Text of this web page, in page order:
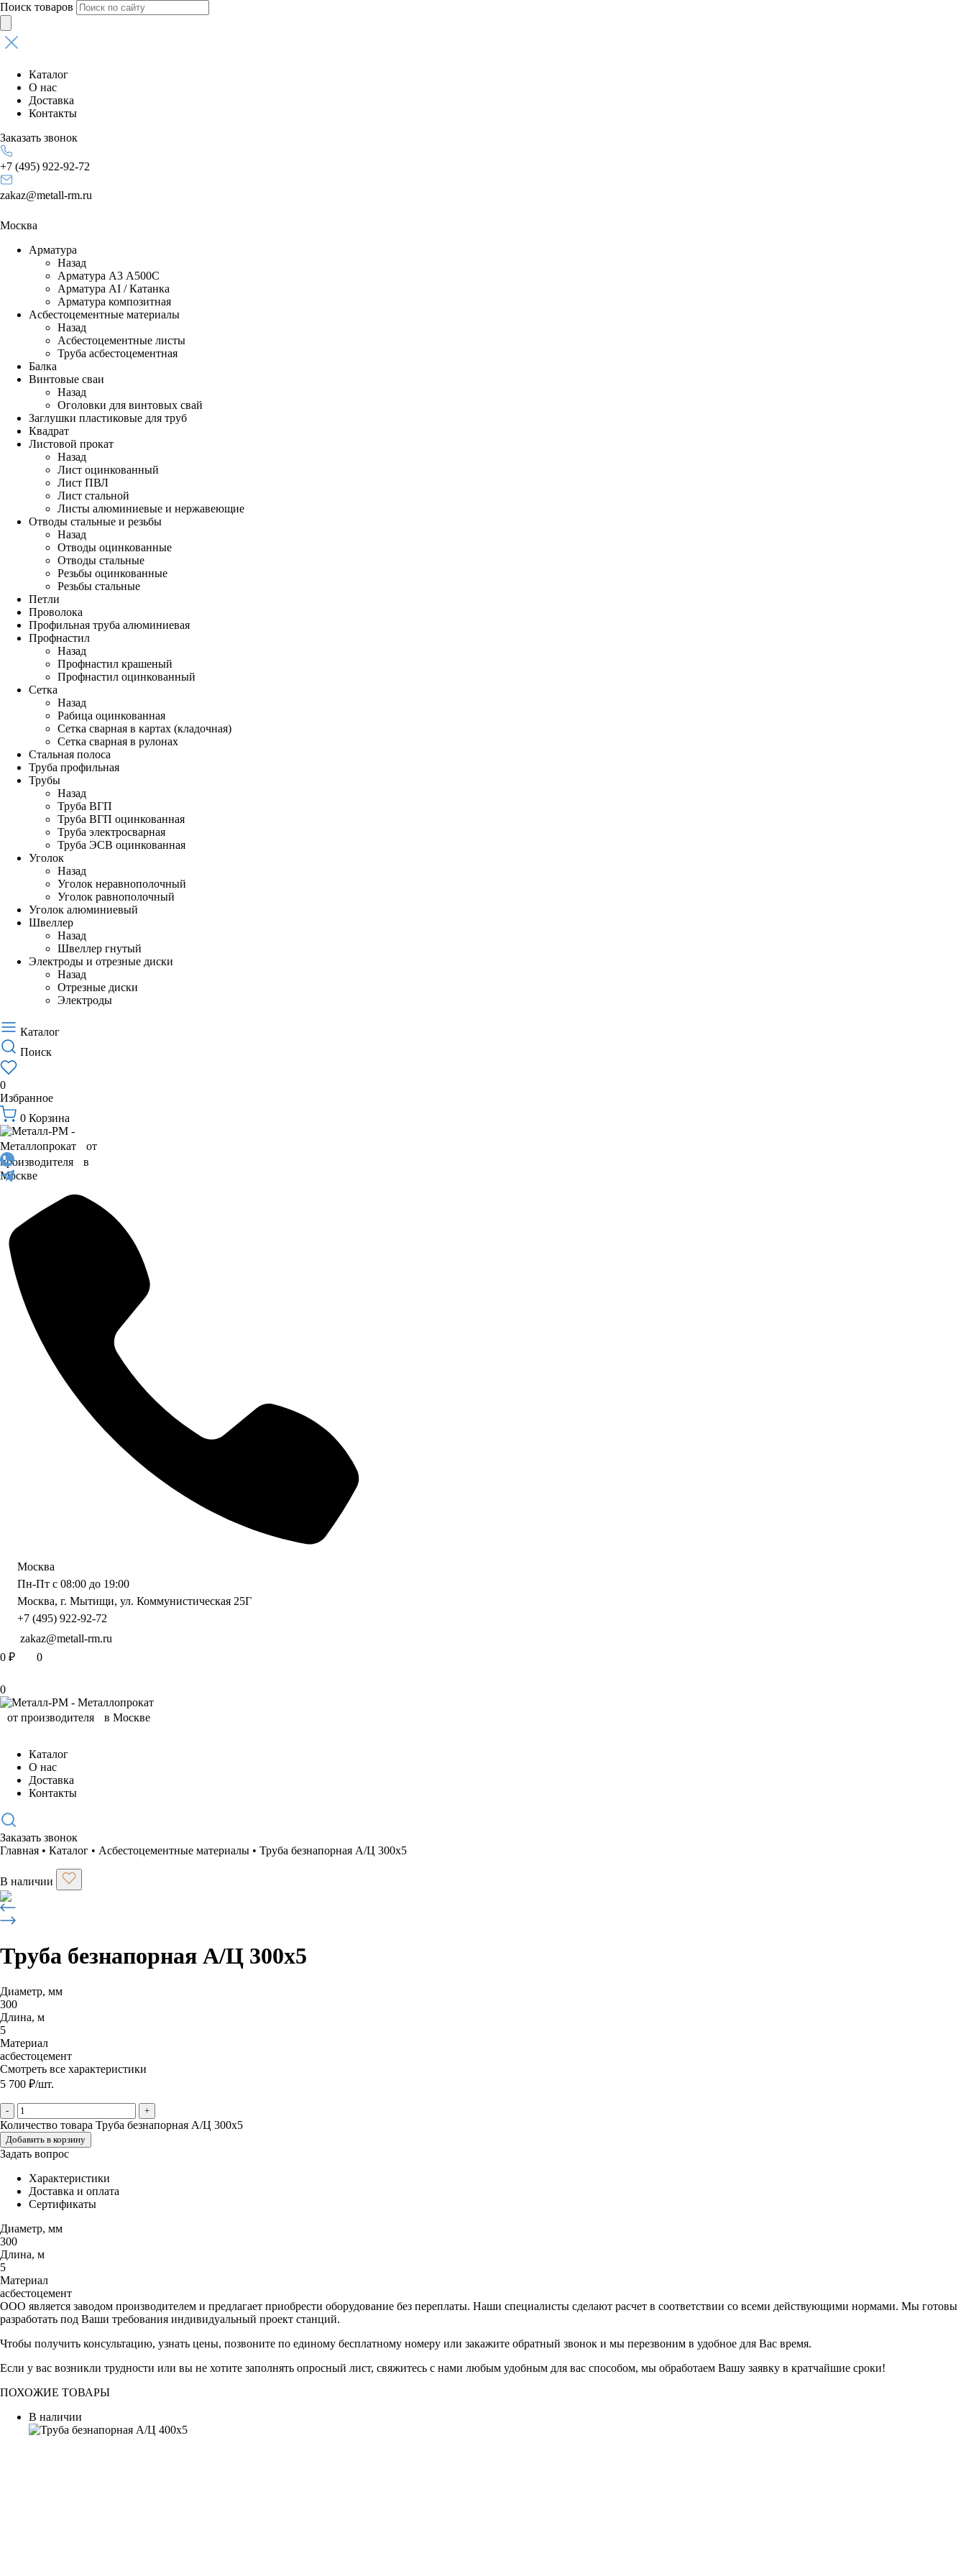
Поиск товаров
Каталог
О нас
Доставка
Контакты
Заказать звонок
+7 (495) 922-92-72
zakaz@metall-rm.ru
Москва
Арматура
Назад
Арматура А3 А500С
Арматура АI / Катанка
Арматура композитная
Асбестоцементные материалы
Назад
Асбестоцементные листы
Труба асбестоцементная
Балка
Винтовые сваи
Назад
Оголовки для винтовых свай
Заглушки пластиковые для труб
Квадрат
Листовой прокат
Назад
Лист оцинкованный
Лист ПВЛ
Лист стальной
Листы алюминиевые и нержавеющие
Отводы стальные и резьбы
Назад
Отводы оцинкованные
Отводы стальные
Резьбы оцинкованные
Резьбы стальные
Петли
Проволока
Профильная труба алюминиевая
Профнастил
Назад
Профнастил крашеный
Профнастил оцинкованный
Сетка
Назад
Рабица оцинкованная
Сетка сварная в картах (кладочная)
Сетка сварная в рулонах
Стальная полоса
Труба профильная
Трубы
Назад
Труба ВГП
Труба ВГП оцинкованная
Труба электросварная
Труба ЭСВ оцинкованная
Уголок
Назад
Уголок неравнополочный
Уголок равнополочный
Уголок алюминиевый
Швеллер
Назад
Швеллер гнутый
Электроды и отрезные диски
Назад
Отрезные диски
Электроды
Каталог
Поиск
0
Избранное
0 Корзина
Москва
Пн-Пт с 08:00 до 19:00
Москва, г. Мытищи, ул. Коммунистическая 25Г
+7 (495) 922-92-72
zakaz@metall-rm.ru
0 ₽ 0
0
Каталог
О нас
Доставка
Контакты
Заказать звонок
Главная • Каталог • Асбестоцементные материалы • Труба безнапорная А/Ц 300х5
В наличии
Труба безнапорная А/Ц 300х5
Диаметр, мм
300
Длина, м
5
Материал
асбестоцемент
Смотреть все характеристики
5 700 ₽/шт.
- +
Количество товара Труба безнапорная А/Ц 300х5
Добавить в корзину
Задать вопрос
Характеристики
Доставка и оплата
Сертификаты
Диаметр, мм
300
Длина, м
5
Материал
асбестоцемент
ООО является заводом производителем и предлагает приобрести оборудование без переплаты. Наши специалисты сделают расчет в соответствии со всеми действующими нормами. Мы готовы
разработать под Ваши требования индивидуальный проект станций.
Чтобы получить консультацию, узнать цены, позвоните по единому бесплатному номеру или закажите обратный звонок и мы перезвоним в удобное для Вас время.
Если у вас возникли трудности или вы не хотите заполнять опросный лист, свяжитесь с нами любым удобным для вас способом, мы обработаем Вашу заявку в кратчайшие сроки!
ПОХОЖИЕ ТОВАРЫ
В наличии